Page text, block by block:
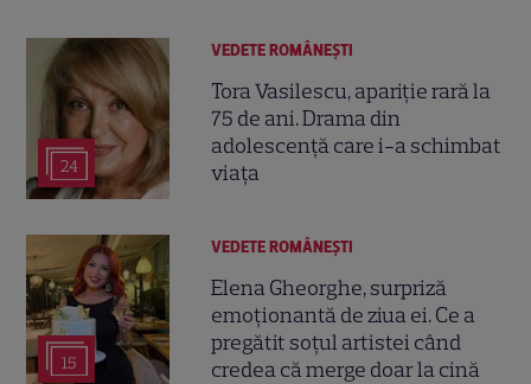
24
VEDETE ROMÂNEŞTI
Tora Vasilescu, apariție rară la
75 de ani. Drama din
adolescență care i-a schimbat
viața
15
VEDETE ROMÂNEŞTI
Elena Gheorghe, surpriză
emoționantă de ziua ei. Ce a
pregătit soțul artistei când
credea că merge doar la cină